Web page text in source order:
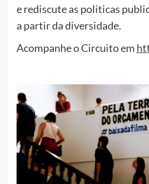
e rediscute as politicas
a partir da diversidade.
Acompanhe o Circuito em